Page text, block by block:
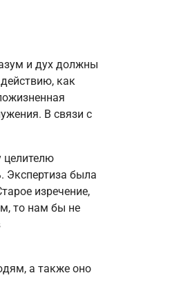
и дух должны
как
В связи с
целителю
Экспертиза была
изречение,
то нам бы не
а также оно